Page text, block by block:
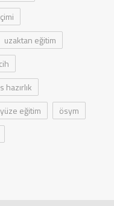
uzaktan eğitim
hazırlık
eğitim
ösym